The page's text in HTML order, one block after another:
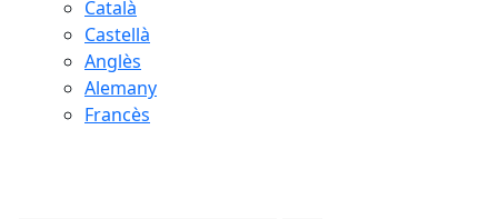
Català
Castellà
Anglès
Alemany
Francès